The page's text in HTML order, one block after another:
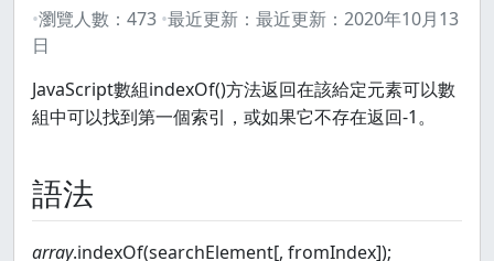
瀏覽人數： 473 最近更新： 最近更新： 2020年10月13
日
JavaScript數組indexOf()方法返回在該給定元素可以數
組中可以找到第一個索引，或如果它不存在返回-1。
語法
array.indexOf(searchElement[, fromIndex]);